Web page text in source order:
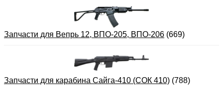
Запчасти для Вепрь 12, ВПО-205, ВПО-206 (669)
Запчасти для карабина Сайга-410 (СОК 410) (788)